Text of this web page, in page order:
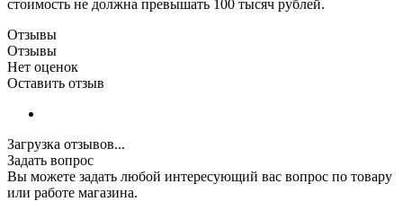
стоимость не должна превышать 100 тысяч рублей.
Отзывы
Отзывы
Нет оценок
Оставить отзыв
Загрузка отзывов...
Задать вопрос
Вы можете задать любой интересующий вас вопрос по товару
или работе магазина.